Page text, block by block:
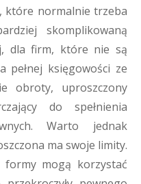
które normalnie trzeba
skomplikowaną
dla firm, które nie są
pełnej księgowości ze
obroty, uproszczony
do spełnienia
Warto jednak
ma swoje limity.
mogą korzystać